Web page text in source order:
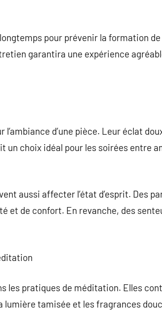
pour prévenir la formation
garantira une expérience
d’une pièce. Leur éclat
choix idéal pour les soirées entre
aussi affecter l’état d’esprit. Des
et de confort. En revanche, des
les pratiques de méditation. Elles
lumière tamisée et les fragrances